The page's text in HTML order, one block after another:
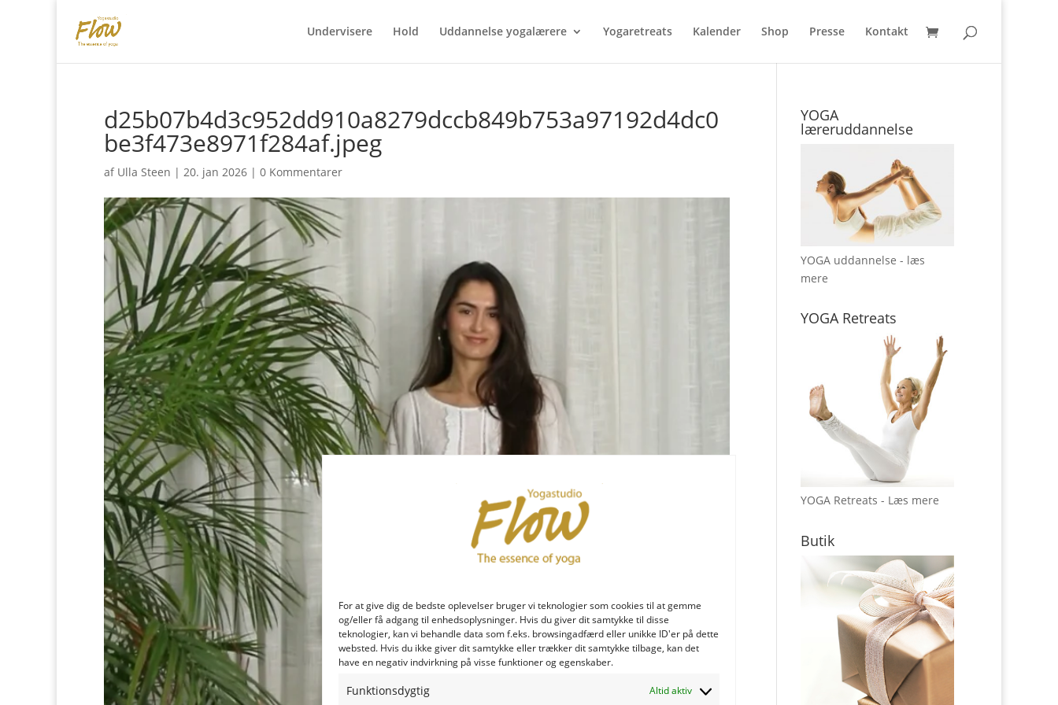
For at give dig de bedste oplevelser bruger vi teknologier som cookies til at gemme
og/eller få adgang til enhedsoplysninger. Hvis du giver dit samtykke til disse
teknologier, kan vi behandle data som f.eks. browsingadfærd eller unikke ID'er på dette
websted. Hvis du ikke giver dit samtykke eller trækker dit samtykke tilbage, kan det
have en negativ indvirkning på visse funktioner og egenskaber.
Funktionsdygtig Altid aktiv
Undervisere Hold Uddannelse yogalærere Yogaretreats Kalender Shop Presse Kontakt
d25b07b4d3c952dd910a8279dccb849b753a97192d4dc0
be3f473e8971f284af.jpeg
af Ulla Steen | 20. jan 2026 | 0 Kommentarer
YOGA
læreruddannelse
YOGA uddannelse - læs
mere
YOGA Retreats
YOGA Retreats - Læs mere
Butik